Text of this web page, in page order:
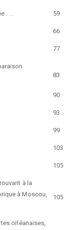
. . . 59
66
77
83
90
93
99
103
105
à la
à Moscou,
105
orléanaises,